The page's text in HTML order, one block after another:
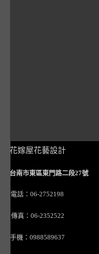
花嫁屋花藝設計
台南市東區東門路二段27號
電話：06-2752198
傳真：06-2352522
手機：0988589637